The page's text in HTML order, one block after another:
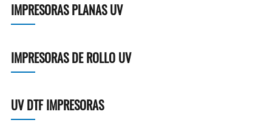
IMPRESORAS PLANAS UV
IMPRESORAS DE ROLLO UV
UV DTF IMPRESORAS